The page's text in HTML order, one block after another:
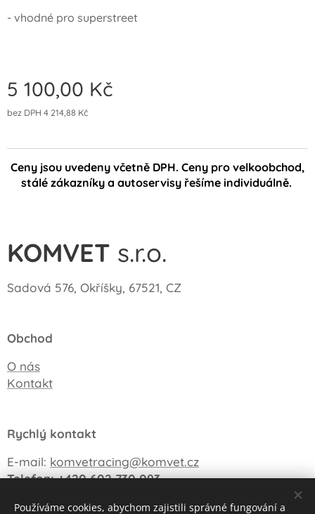
- vhodné pro superstreet
5 100,00 Kč
bez DPH 4 214,88 Kč
Ceny jsou uvedeny včetně DPH. Ceny pro velkoobchod,
stálé zákazníky a autoservisy řešíme individuálně.
KOMVET s.r.o.
Sadová 576, Okříšky, 67521, CZ
Obchod
O nás
Kontakt
Rychlý kontakt
E-mail: komvetracing@komvet.cz
Telefon: +420 602 730 093
Používáme cookies, abychom zajistili správné fungování a